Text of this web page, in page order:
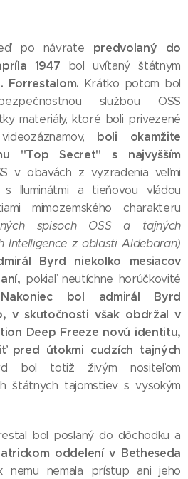
po návrate predvolaný do
1947 bol uvítaný štátnym
Forrestalom. Krátko potom bol
službou OSS
materiály, ktoré boli privezené
boli okamžite
"Top Secret" s najvyšším
v obavách z vyzradenia veľmi
s Iluminátmi a tieňovou vládou
mimozemského charakteru
spisoch OSS a tajných
Intelligence z oblasti Aldebaran)
Byrd niekoľko mesiacov
pokiaľ neutíchne horúčkovité
Nakoniec bol admirál Byrd
v skutočnosti však obdržal v
Deep Freeze novú identitu,
pred útokmi cudzích tajných
bol totiž živým nositeľom
štátnych tajomstiev s vysokým
bol poslaný do dôchodku a
oddelení v Betheseda
nemu nemala prístup ani jeho